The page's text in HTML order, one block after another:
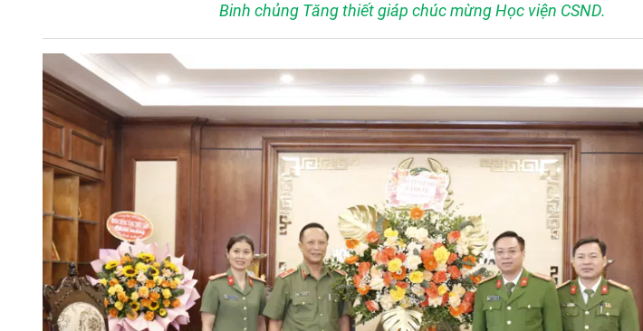
Binh chủng Tăng thiết giáp chúc mừng Học viện CSND.